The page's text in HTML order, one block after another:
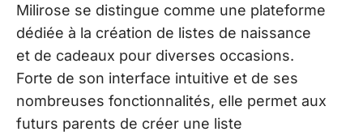
Milirose se distingue comme une plateforme
dédiée à la création de listes de naissance
et de cadeaux pour diverses occasions.
Forte de son interface intuitive et de ses
nombreuses fonctionnalités, elle permet aux
futurs parents de créer une liste